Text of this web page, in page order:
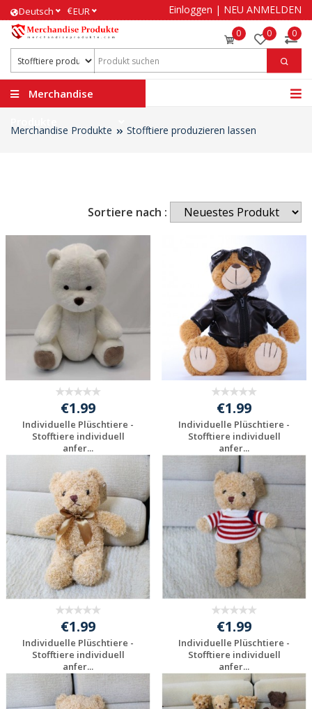
Deutsch €EUR Einloggen | NEU ANMELDEN
0 0 0
Merchandise
Merchandise Produkte Stofftiere produzieren lassen
Sortiere nach :
€1.99
Individuelle Plüschtiere -
Stofftiere individuell
anfer...
Preis unverbindlich
anfragen
€1.99
Individuelle Plüschtiere -
Stofftiere individuell
anfer...
Preis unverbindlich
anfragen
€1.99
Individuelle Plüschtiere -
Stofftiere individuell
anfer...
Preis unverbindlich
anfragen
€1.99
Individuelle Plüschtiere -
Stofftiere individuell
anfer...
Preis unverbindlich
anfragen